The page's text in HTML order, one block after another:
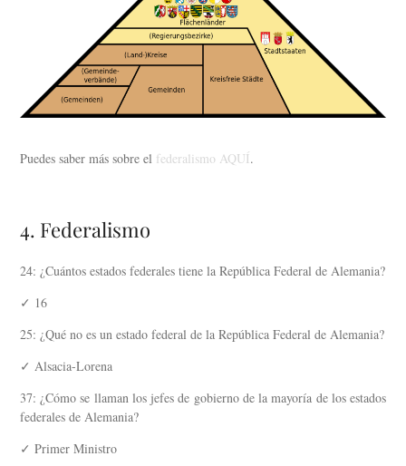
Puedes saber más sobre el federalismo AQUÍ.
4. Federalismo
24: ¿Cuántos estados federales tiene la República Federal de Alemania?
✓ 16
25: ¿Qué no es un estado federal de la República Federal de Alemania?
✓ Alsacia-Lorena
37: ¿Cómo se llaman los jefes de gobierno de la mayoría de los estados
federales de Alemania?
✓ Primer Ministro